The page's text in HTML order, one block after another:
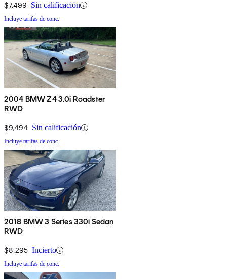
$7,499 Sin calificación
Incluye tarifas de conc.
2004 BMW Z4 3.0i Roadster
RWD
$9,494 Sin calificación
Incluye tarifas de conc.
2018 BMW 3 Series 330i Sedan
RWD
$8,295 Incierto
Incluye tarifas de conc.